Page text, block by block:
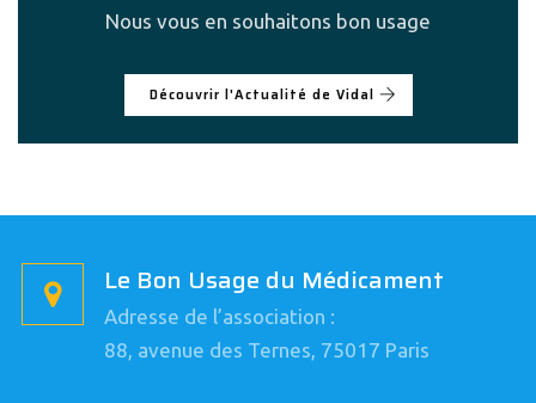
Nous vous en souhaitons bon usage
Découvrir l'Actualité de Vidal
Le Bon Usage du Médicament
Adresse de l’association :
88, avenue des Ternes, 75017 Paris